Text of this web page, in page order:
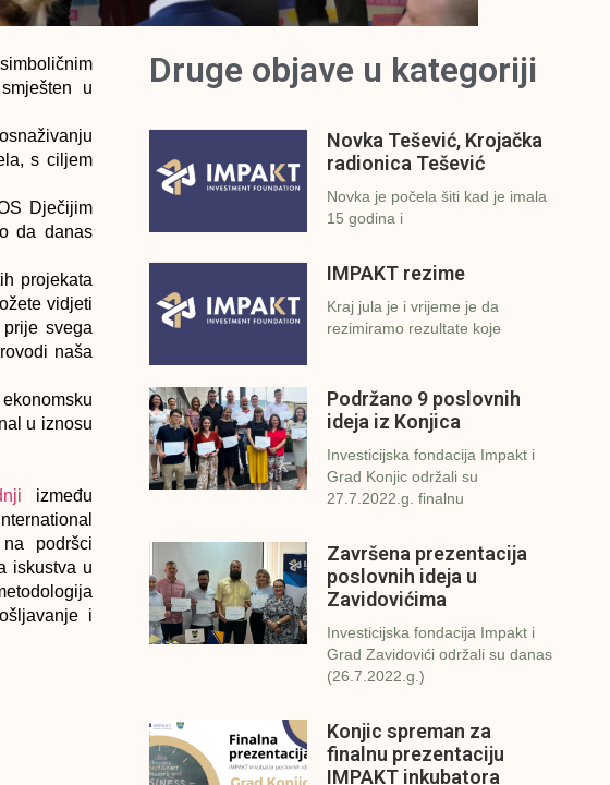
u
s ciljem
Dječijim
da danas
projekata
vidjeti
svega
naša
u iznosu
između
podršci
iskustva u
i
Druge objave u kategoriji
Novka Tešević, Krojačka
radionica Tešević
Novka je počela šiti kad je imala
15 godina i
IMPAKT rezime
Kraj jula je i vrijeme je da
rezimiramo rezultate koje
Podržano 9 poslovnih
ideja iz Konjica
Investicijska fondacija Impakt i
Grad Konjic održali su
27.7.2022.g. finalnu
Završena prezentacija
poslovnih ideja u
Zavidovićima
Investicijska fondacija Impakt i
Grad Zavidovići održali su danas
(26.7.2022.g.)
Konjic spreman za
finalnu prezentaciju
IMPAKT inkubatora